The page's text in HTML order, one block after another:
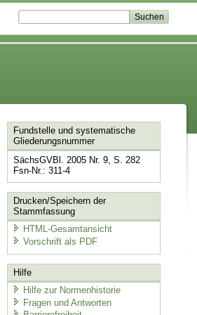
Fundstelle und systematische
Gliederungsnummer
SächsGVBl. 2005 Nr. 9, S. 282
Fsn-Nr.: 311-4
Drucken/Speichern der
Stammfassung
HTML-Gesamtansicht
Vorschrift als PDF
Hilfe
Hilfe zur Normenhistorie
Fragen und Antworten